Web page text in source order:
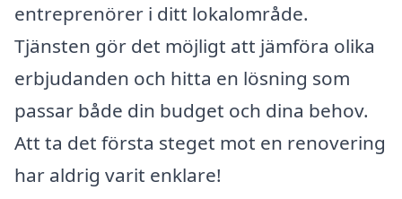
entreprenörer i ditt lokalområde.
Tjänsten gör det möjligt att jämföra olika
erbjudanden och hitta en lösning som
passar både din budget och dina behov.
Att ta det första steget mot en renovering
har aldrig varit enklare!